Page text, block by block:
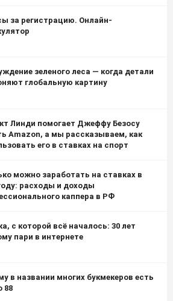
за регистрацию. Онлайн-
зеленого леса — когда детали
глобальную картину
Линди помогает Джеффу Безосу
Amazon, а мы рассказываем, как
его в ставках на спорт
можно заработать на ставках в
расходы и доходы
каппера в РФ
с которой всё началось: 30 лет
пари в интернете
в названии многих букмекеров есть
88